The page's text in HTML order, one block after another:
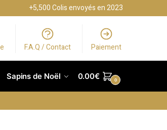
+5,500 Colis envoyés en 2023
F.A.Q / Contact Paiement
Sapins de Noël 0.00€ 0